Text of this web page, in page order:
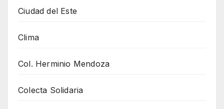
Ciudad del Este
Clima
Col. Herminio Mendoza
Colecta Solidaria